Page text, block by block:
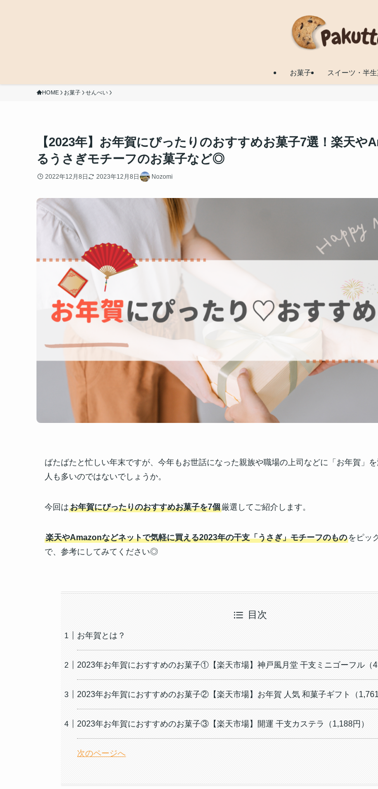
お菓子 スイーツ・半
HOME お菓子 せんべい
【2023年】お年賀にぴったりのおすすめお菓子7選！楽天や
るうさぎモチーフのお菓子など◎
2022年12月8日 2023年12月8日 Nozomi
ばたばたと忙しい年末ですが、今年もお世話になった親族や職場の上司などに「お年賀」
人も多いのではないでしょうか。
今回はお年賀にぴったりのおすすめお菓子を7個厳選してご紹介します。
楽天やAmazonなどネットで気軽に買える2023年の干支「うさぎ」モチーフのもの をピッ
で、参考にしてみてください◎
目次
お年賀とは？
2023年お年賀におすすめのお菓子①【楽天市場】神戸風月堂 干支ミニゴーフル（
2023年お年賀におすすめのお菓子②【楽天市場】お年賀 人気 和菓子ギフト（1,761
2023年お年賀におすすめのお菓子③【楽天市場】開運 干支カステラ（1,188円）
次のページへ